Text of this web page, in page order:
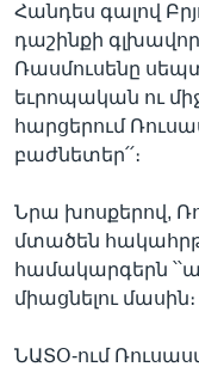
Լեզուներ
Հանդես գալով
դաշինքի
Ռասմուսենը
եւրոպական ու
հարցերում
բաժնետեր՛՛։
Նրա խոսքերով,
մտածեն
համակարգերն
միացնելու մասին։
ՆԱՏՕ-ում